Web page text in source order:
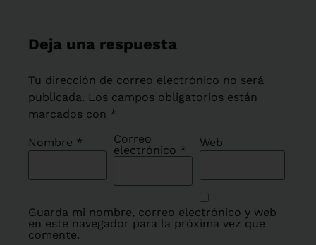
Deja una respuesta
Tu dirección de correo electrónico no será
publicada. Los campos obligatorios están
marcados con *
Nombre *
Correo
electrónico *
Web
Guarda mi nombre, correo electrónico y web
en este navegador para la próxima vez que
comente.